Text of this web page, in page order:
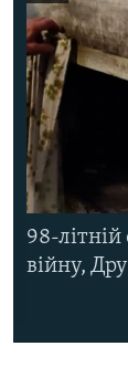
98-
війну,